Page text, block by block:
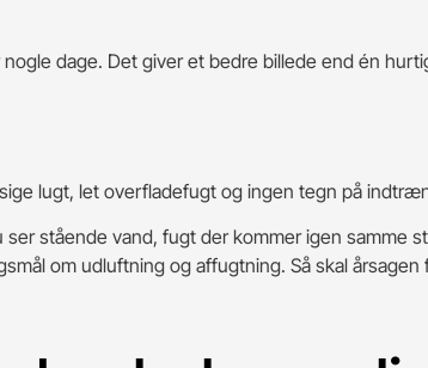
dage. Det giver et bedre billede end én
lugt, let overfladefugt og ingen tegn på
stående vand, fugt der kommer igen samme
om udluftning og affugtning. Så skal